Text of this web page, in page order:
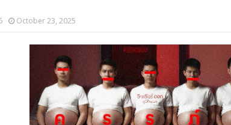
October 23, 2025